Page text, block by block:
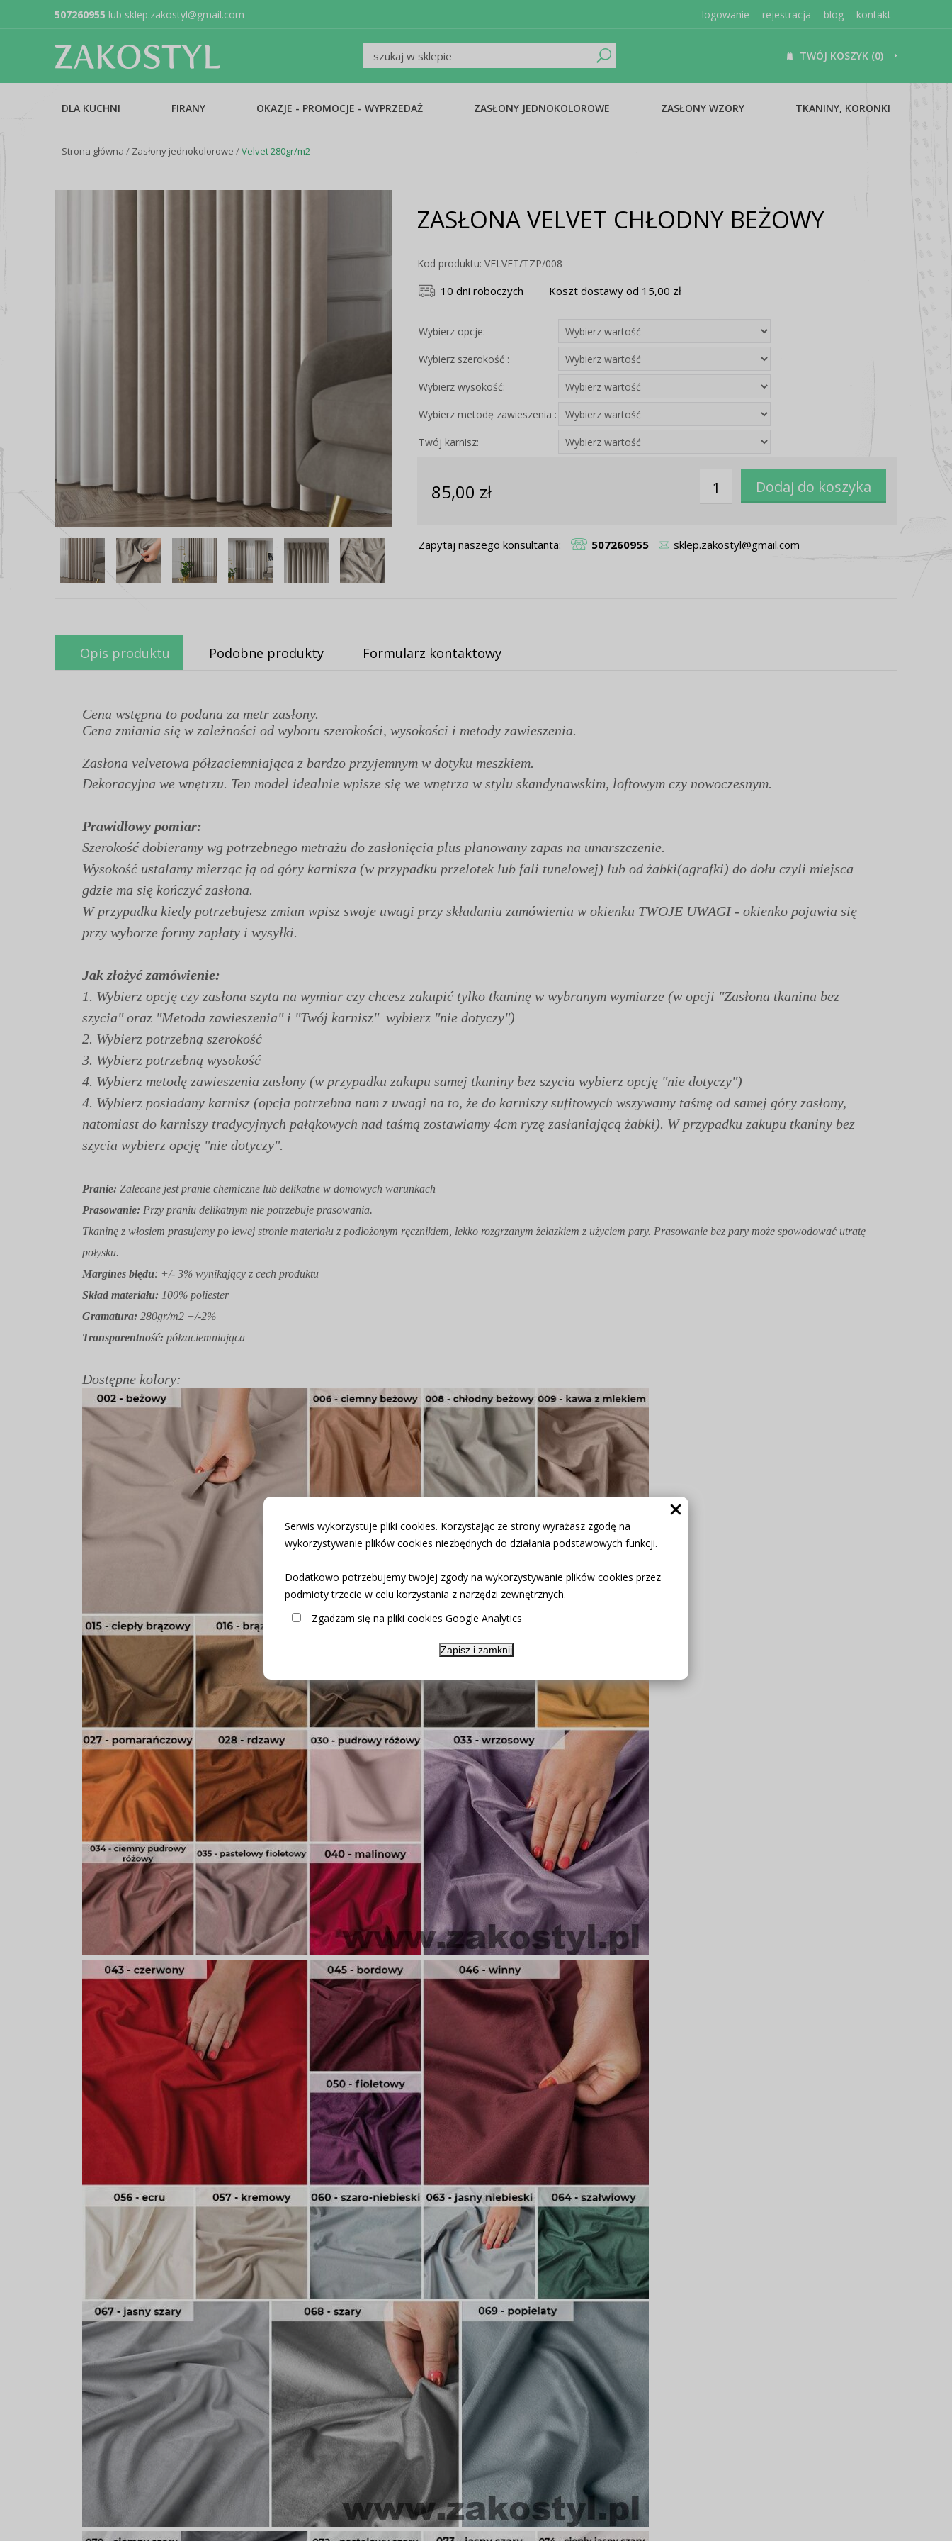
Serwis wykorzystuje pliki cookies. Korzystając ze strony wyrażasz zgodę na
wykorzystywanie plików cookies niezbędnych do działania podstawowych funkcji.
Dodatkowo potrzebujemy twojej zgody na wykorzystywanie plików cookies przez
podmioty trzecie w celu korzystania z narzędzi zewnętrznych.
Zgadzam się na pliki cookies Google Analytics
Zapisz i zamknij
507260955 lub sklep.zakostyl@gmail.com logowanie rejestracja blog kontakt
TWÓJ KOSZYK (0)
DLA KUCHNI FIRANY OKAZJE - PROMOCJE - WYPRZEDAŻ ZASŁONY JEDNOKOLOROWE ZASŁONY WZORY TKANINY, KORONKI
Strona główna / Zasłony jednokolorowe /Velvet 280gr/m2
ZASŁONA VELVET CHŁODNY BEŻOWY
Kod produktu: VELVET/TZP/008
10 dni roboczych Koszt dostawy od 15,00 zł
Wybierz opcje:
Wybierz szerokość :
Wybierz wysokość:
Wybierz metodę zawieszenia :
Twój karnisz:
85,00 zł
Zapytaj naszego konsultanta: 507260955 sklep.zakostyl@gmail.com
Opis produktu Podobne produkty Formularz kontaktowy
Cena wstępna to podana za metr zasłony.
Cena zmiania się w zależności od wyboru szerokości, wysokości i metody zawieszenia.
Zasłona velvetowa półzaciemniająca z bardzo przyjemnym w dotyku meszkiem.
Dekoracyjna we wnętrzu. Ten model idealnie wpisze się we wnętrza w stylu skandynawskim, loftowym czy nowoczesnym.
Prawidłowy pomiar:
Szerokość dobieramy wg potrzebnego metrażu do zasłonięcia plus planowany zapas na umarszczenie.
Wysokość ustalamy mierząc ją od góry karnisza (w przypadku przelotek lub fali tunelowej) lub od żabki(agrafki) do dołu czyli miejsca
gdzie ma się kończyć zasłona.
W przypadku kiedy potrzebujesz zmian wpisz swoje uwagi przy składaniu zamówienia w okienku TWOJE UWAGI - okienko pojawia się
przy wyborze formy zapłaty i wysyłki.
Jak złożyć zamówienie:
1. Wybierz opcję czy zasłona szyta na wymiar czy chcesz zakupić tylko tkaninę w wybranym wymiarze (w opcji "Zasłona tkanina bez
szycia" oraz "Metoda zawieszenia" i "Twój karnisz" wybierz "nie dotyczy")
2. Wybierz potrzebną szerokość
3. Wybierz potrzebną wysokość
4. Wybierz metodę zawieszenia zasłony (w przypadku zakupu samej tkaniny bez szycia wybierz opcję "nie dotyczy")
4. Wybierz posiadany karnisz (opcja potrzebna nam z uwagi na to, że do karniszy sufitowych wszywamy taśmę od samej góry zasłony,
natomiast do karniszy tradycyjnych pałąkowych nad taśmą zostawiamy 4cm ryzę zasłaniającą żabki). W przypadku zakupu tkaniny bez
szycia wybierz opcję "nie dotyczy".
Pranie: Zalecane jest pranie chemiczne lub delikatne w domowych warunkach
Prasowanie: Przy praniu delikatnym nie potrzebuje prasowania.
Tkaninę z włosiem prasujemy po lewej stronie materiału z podłożonym ręcznikiem, lekko rozgrzanym żelazkiem z użyciem pary. Prasowanie bez pary może spowodować utratę
połysku.
Margines błędu: +/- 3% wynikający z cech produktu
Skład materiału: 100% poliester
Gramatura: 280gr/m2 +/-2%
Transparentność: półzaciemniająca
Dostępne kolory: